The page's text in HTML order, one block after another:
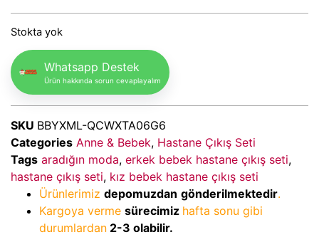
Stokta yok
Whatsapp Destek
Ürün hakkında sorun cevaplayalım
SKU BBYXML-QCWXTA06G6
Categories Anne & Bebek, Hastane Çıkış Seti
Tags aradığın moda, erkek bebek hastane çıkış seti,
hastane çıkış seti, kız bebek hastane çıkış seti
Ürünlerimiz depomuzdan gönderilmektedir.
Kargoya verme sürecimiz hafta sonu gibi
durumlardan 2-3 olabilir.